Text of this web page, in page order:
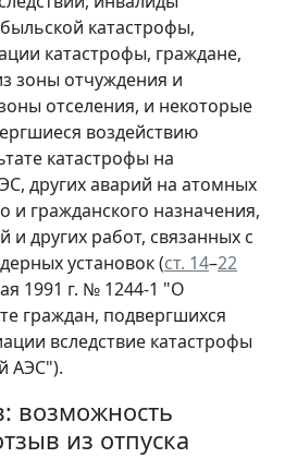
катастрофы,
катастрофы, граждане,
зоны отчуждения и
отселения, и некоторые
воздействию
катастрофы на
других аварий на атомных
и гражданского назначения,
и других работ, связанных с
установок (ст. 14–22
1991 г. № 1244-1 "О
граждан, подвергшихся
вследствие катастрофы
АЭС").
возможность
из отпуска